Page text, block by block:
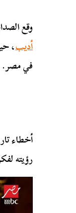
وقع
أديب،
في مصر.
أخطاء
رؤيته